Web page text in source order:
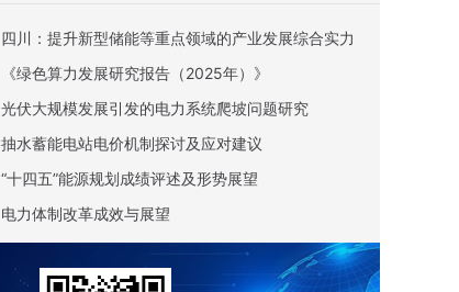
四川：提升新型储能等重点领域的产业发展综合实力
《绿色算力发展研究报告（2025年）》
光伏大规模发展引发的电力系统爬坡问题研究
抽水蓄能电站电价机制探讨及应对建议
“十四五”能源规划成绩评述及形势展望
电力体制改革成效与展望